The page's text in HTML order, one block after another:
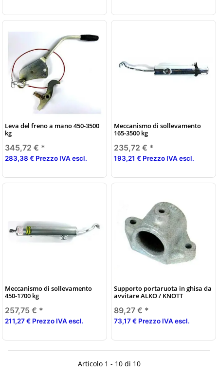
Leva del freno a mano 450-3500
kg
345,72 € *
283,38 € Prezzo IVA escl.
Meccanismo di sollevamento
165-3500 kg
235,72 € *
193,21 € Prezzo IVA escl.
Meccanismo di sollevamento
450-1700 kg
257,75 € *
211,27 € Prezzo IVA escl.
Supporto portaruota in ghisa da
avvitare ALKO / KNOTT
89,27 € *
73,17 € Prezzo IVA escl.
Articolo 1 - 10 di 10